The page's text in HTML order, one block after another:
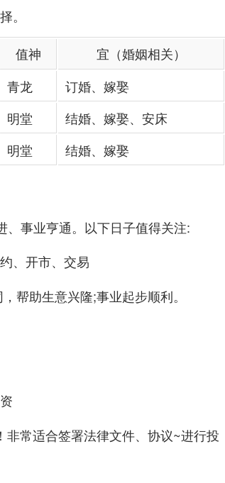
。
值神
宜（婚姻相关）
青龙
订婚、嫁娶
明堂
结婚、嫁娶、安床
明堂 结婚、嫁娶
事业亨通。以下日子值得关注:
、开市、交易
，帮助生意兴隆;事业起步顺利。
非常适合签署法律文件、协议~进行投